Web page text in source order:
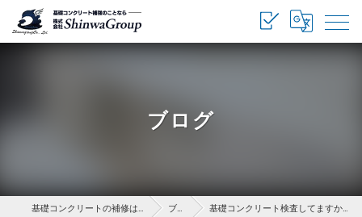
ブログ
ブログ 基礎コンクリート検査してますか？ 株式会社ShinwaGroup